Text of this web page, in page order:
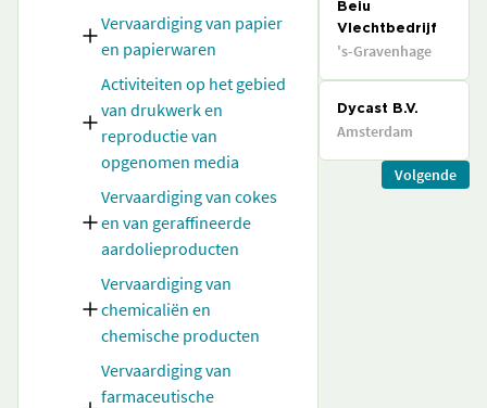
Vervaardiging van papier
en papierwaren
Activiteiten op het gebied
van drukwerk en
reproductie van
opgenomen media
Vervaardiging van cokes
en van geraffineerde
aardolieproducten
Vervaardiging van
chemicaliën en
chemische producten
Vervaardiging van
farmaceutische
Beiu
Vlechtbedrijf
's-Gravenhage
Dycast B.V.
Amsterdam
Volgende